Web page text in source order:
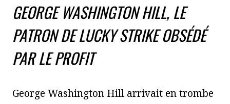
GEORGE WASHINGTON HILL, LE
PATRON DE LUCKY STRIKE OBSÉDÉ
PAR LE PROFIT
George Washington Hill arrivait en trombe